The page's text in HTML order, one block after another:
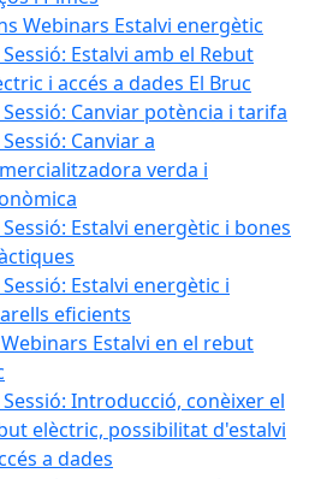
Webinars Estalvi energètic
Sessió: Estalvi amb el Rebut
i accés a dades El Bruc
Sessió: Canviar potència i tarifa
Canviar a
verda i
Estalvi energètic i bones
Sessió: Estalvi energètic i
eficients
Estalvi en el rebut
Sessió: Introducció, conèixer el
elèctric, possibilitat d'estalvi
a dades